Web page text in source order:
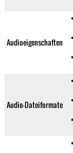
Audioeigenschaften
Audio-Dateiformate